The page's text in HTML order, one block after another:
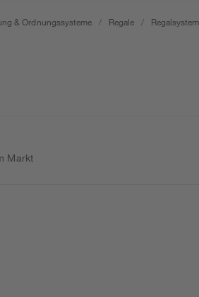
& Ordnungssysteme / Regale /
Markt